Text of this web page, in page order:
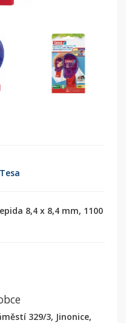
8,4 x 8,4 mm, 1100
329/3, Jinonice,